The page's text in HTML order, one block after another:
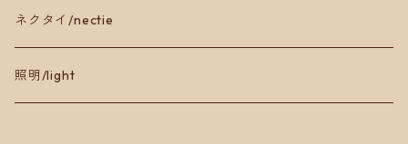
ネクタイ/nectie
照明/light